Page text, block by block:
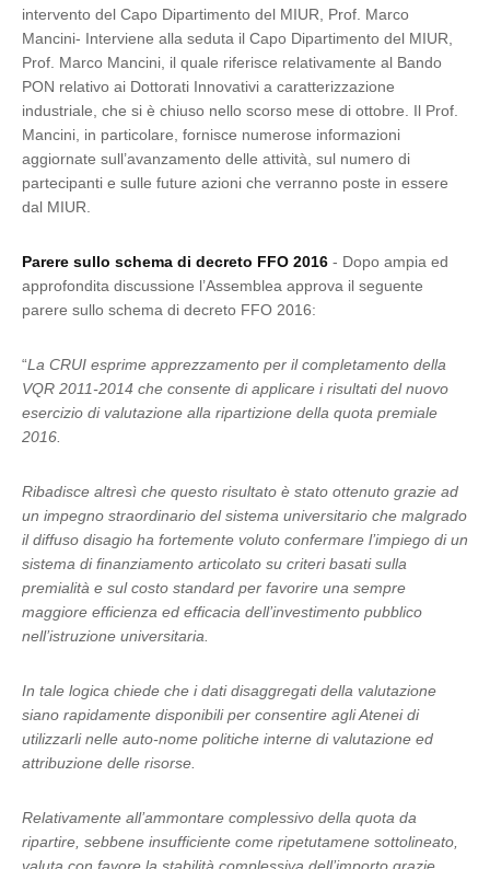
intervento del Capo Dipartimento del MIUR, Prof. Marco
Mancini- Interviene alla seduta il Capo Dipartimento del MIUR,
Prof. Marco Mancini, il quale riferisce relativamente al Bando
PON relativo ai Dottorati Innovativi a caratterizzazione
industriale, che si è chiuso nello scorso mese di ottobre. Il Prof.
Mancini, in particolare, fornisce numerose informazioni
aggiornate sull’avanzamento delle attività, sul numero di
partecipanti e sulle future azioni che verranno poste in essere
dal MIUR.
Parere sullo schema di decreto FFO 2016 - Dopo ampia ed
approfondita discussione l’Assemblea approva il seguente
parere sullo schema di decreto FFO 2016:
“La CRUI esprime apprezzamento per il completamento della
VQR 2011-2014 che consente di applicare i risultati del nuovo
esercizio di valutazione alla ripartizione della quota premiale
2016.
Ribadisce altresì che questo risultato è stato ottenuto grazie ad
un impegno straordinario del sistema universitario che malgrado
il diffuso disagio ha fortemente voluto confermare l’impiego di un
sistema di finanziamento articolato su criteri basati sulla
premialità e sul costo standard per favorire una sempre
maggiore efficienza ed efficacia dell’investimento pubblico
nell’istruzione universitaria.
In tale logica chiede che i dati disaggregati della valutazione
siano rapidamente disponibili per consentire agli Atenei di
utilizzarli nelle auto-nome politiche interne di valutazione ed
attribuzione delle risorse.
Relativamente all’ammontare complessivo della quota da
ripartire, sebbene insufficiente come ripetutamene sottolineato,